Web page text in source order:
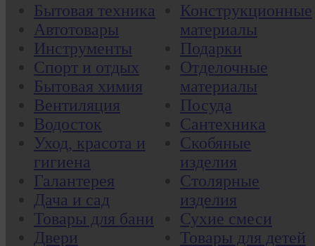
Бытовая техника
Автотовары
Инструменты
Спорт и отдых
Бытовая химия
Вентиляция
Водосток
Уход, красота и
гигиена
Галантерея
Дача и сад
Товары для бани
Двери
Конструкционные
материалы
Подарки
Отделочные
материалы
Посуда
Сантехника
Скобяные
изделия
Столярные
изделия
Сухие смеси
Товары для детей